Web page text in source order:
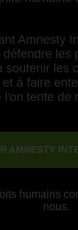
Amnesty
les
soutenir les
à faire
l'on tente de
AMNESTY
humains
nous.